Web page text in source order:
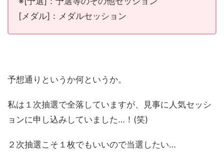
[メダル]：メダルセッション
予想通りというか何というか。
私は１次抽選で全落していますが、見事に人気セッシ
ョンに申し込みしていました…！(笑)
２次抽選こそ１枚でもいいので当選したい…